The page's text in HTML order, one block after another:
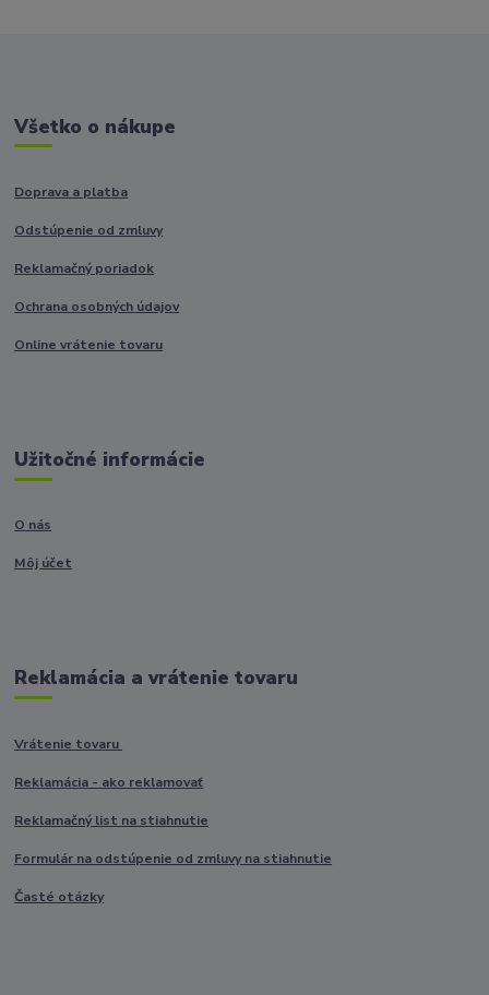
Všetko o nákupe
Doprava a platba
Odstúpenie od zmluvy
Reklamačný poriadok
Ochrana osobných údajov
Online vrátenie tovaru
Užitočné informácie
O nás
Môj účet
Reklamácia a vrátenie tovaru
Vrátenie tovaru
Reklamácia - ako reklamovať
Reklamačný list na stiahnutie
Formulár na odstúpenie od zmluvy na stiahnutie
Časté otázky